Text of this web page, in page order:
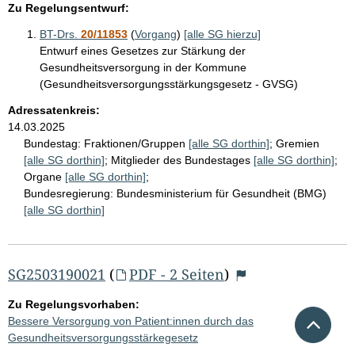
Zu Regelungsentwurf:
BT-Drs. 20/11853 (Vorgang) [alle SG hierzu]
Entwurf eines Gesetzes zur Stärkung der
Gesundheitsversorgung in der Kommune
(Gesundheitsversorgungsstärkungsgesetz - GVSG)
Adressatenkreis:
14.03.2025
Bundestag: Fraktionen/Gruppen [alle SG dorthin]; Gremien
[alle SG dorthin]; Mitglieder des Bundestages [alle SG dorthin];
Organe [alle SG dorthin];
Bundesregierung: Bundesministerium für Gesundheit (BMG)
[alle SG dorthin]
SG2503190021 ( PDF - 2 Seiten)
Zu Regelungsvorhaben:
Bessere Versorgung von Patient:innen durch das
Gesundheitsversorgungsstärkegesetz